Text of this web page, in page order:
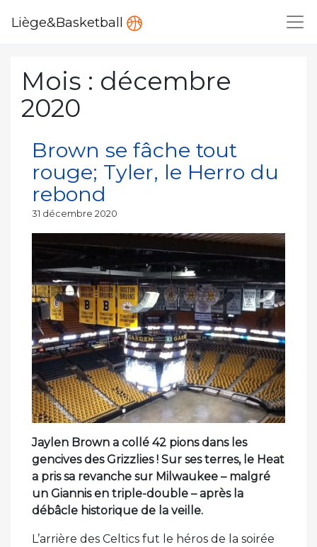
Liège&Basketball
Mois : décembre
2020
Brown se fâche tout
rouge; Tyler, le Herro du
rebond
Publié
31 décembre 2020
Jaylen Brown a collé 42 pions dans les
gencives des Grizzlies ! Sur ses terres, le Heat
a pris sa revanche sur Milwaukee – malgré
un Giannis en triple-double – après la
débâcle historique de la veille.
L’arrière des Celtics fut le héros de la soirée